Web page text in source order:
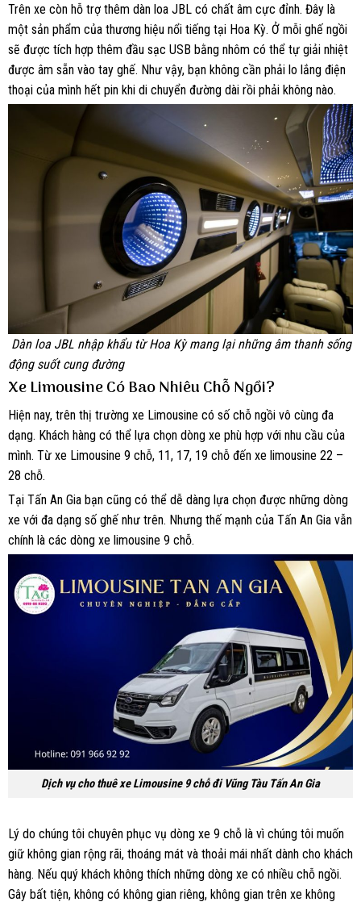
Trên xe còn hỗ trợ thêm dàn loa JBL có chất âm cực đỉnh. Đây là
một sản phẩm của thương hiệu nổi tiếng tại Hoa Kỳ. Ở mỗi ghế ngồi
sẽ được tích hợp thêm đầu sạc USB bằng nhôm có thể tự giải nhiệt
được âm sẵn vào tay ghế. Như vậy, bạn không cần phải lo lắng điện
thoại của mình hết pin khi di chuyển đường dài rồi phải không nào.
Dàn loa JBL nhập khẩu từ Hoa Kỳ mang lại những âm thanh sống
động suốt cung đường
Xe Limousine Có Bao Nhiêu Chỗ Ngồi?
Hiện nay, trên thị trường xe Limousine có số chỗ ngồi vô cùng đa
dạng. Khách hàng có thể lựa chọn dòng xe phù hợp với nhu cầu của
mình. Từ xe Limousine 9 chỗ, 11, 17, 19 chỗ đến xe limousine 22 –
28 chỗ.
Tại Tấn An Gia bạn cũng có thể dễ dàng lựa chọn được những dòng
xe với đa dạng số ghế như trên. Nhưng thế mạnh của Tấn An Gia vẫn
chính là các dòng xe limousine 9 chỗ.
Dịch vụ cho thuê xe Limousine 9 chỗ đi Vũng Tàu Tấn An Gia
Lý do chúng tôi chuyên phục vụ dòng xe 9 chỗ là vì chúng tôi muốn
giữ không gian rộng rãi, thoáng mát và thoải mái nhất dành cho khách
hàng. Nếu quý khách không thích những dòng xe có nhiều chỗ ngồi.
Gây bất tiện, không có không gian riêng, không gian trên xe không